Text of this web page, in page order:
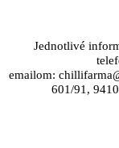
Jednotlivé
emailom:
601/91,